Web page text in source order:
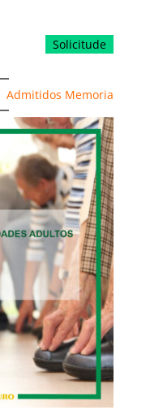
Solicitude
Admitidos Memoria